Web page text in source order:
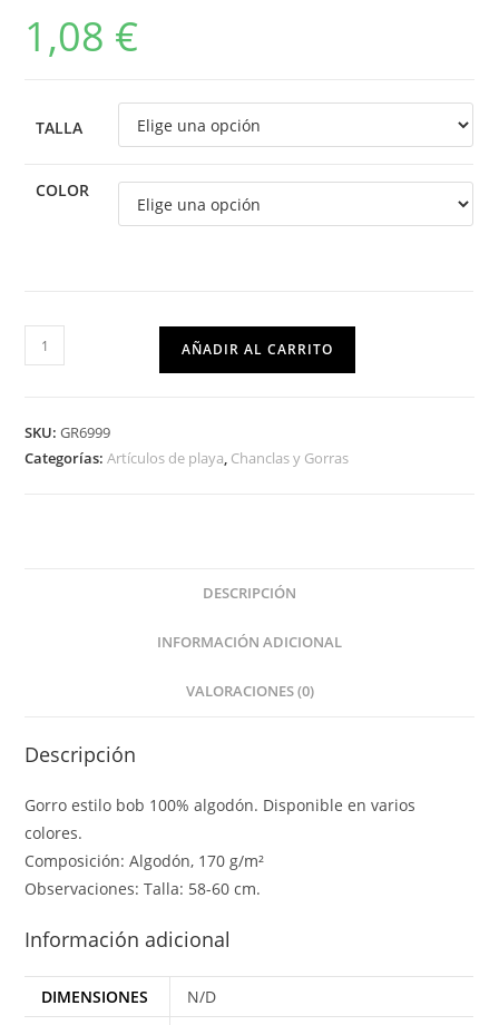
1,08 €
TALLA
COLOR
AÑADIR AL CARRITO
SKU:GR6999
Categorías:Artículos de playa, Chanclas y Gorras
DESCRIPCIÓN
INFORMACIÓN ADICIONAL
VALORACIONES (0)
Descripción
Gorro estilo bob 100% algodón. Disponible en varios
colores.
Composición: Algodón, 170 g/m²
Observaciones: Talla: 58-60 cm.
Información adicional
DIMENSIONES
N/D